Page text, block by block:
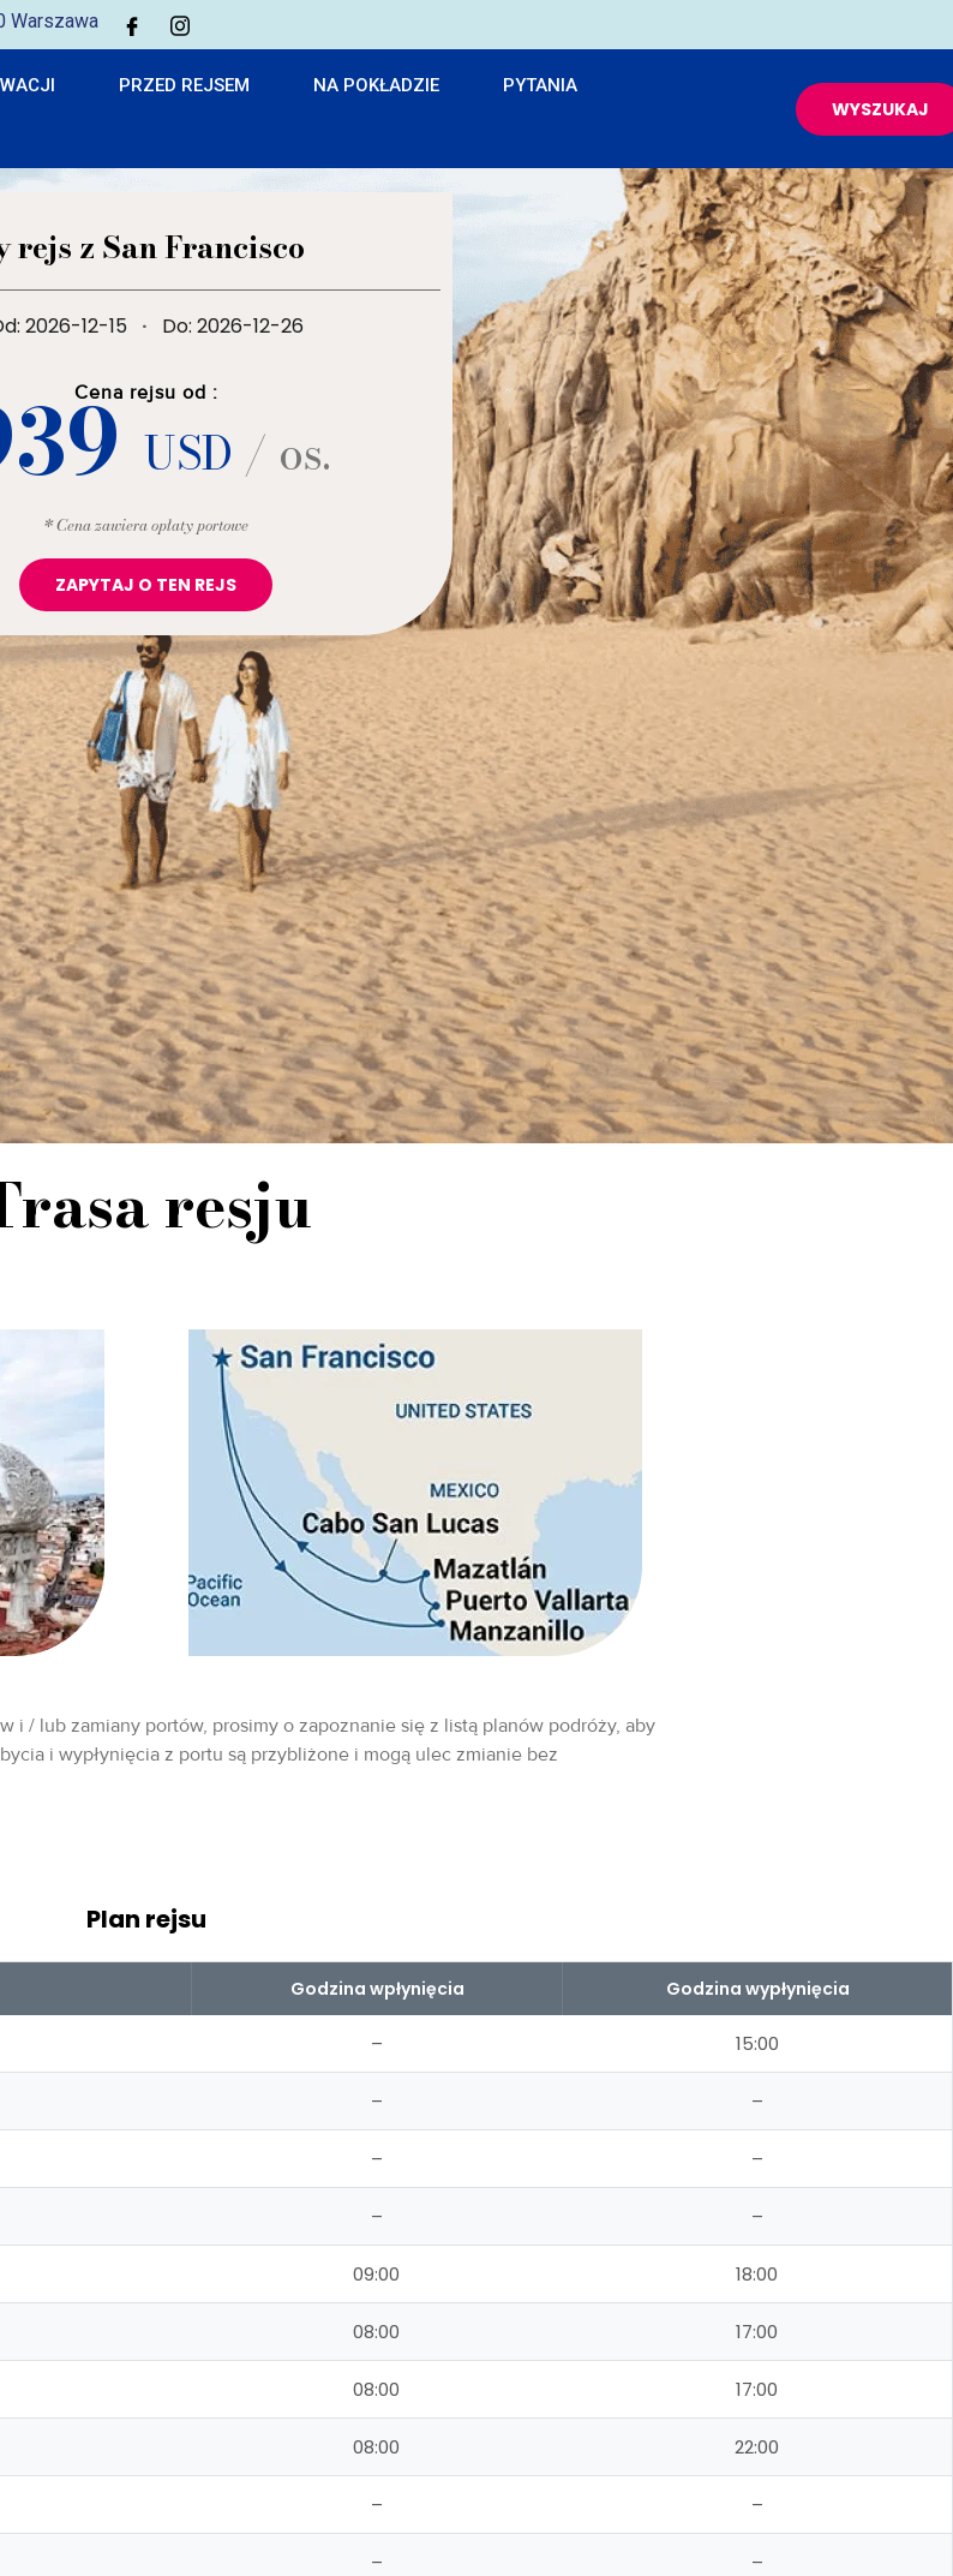
Warszawa
PRZED REJSEM NA POKŁADZIE PYTANIA
WYSZUKAJ
rejs z San Francisco
2026-12-15 · Do: 2026-12-26
Cena rejsu od :
USD / os.
* Cena zawiera opłaty portowe
ZAPYTAJ O TEN REJS
resju
i / lub zamiany portów, prosimy o zapoznanie się z listą planów podróży, aby
i wypłynięcia z portu są przybliżone i mogą ulec zmianie bez
Plan rejsu
Godzina wpłynięcia Godzina wypłynięcia
– 15:00
– –
– –
– –
09:00 18:00
08:00 17:00
08:00 17:00
08:00 22:00
– –
– –